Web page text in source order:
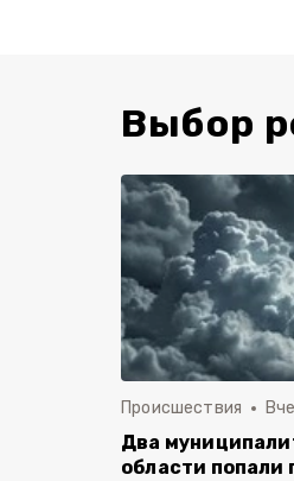
Выбор
Происшествия
Два
области попали